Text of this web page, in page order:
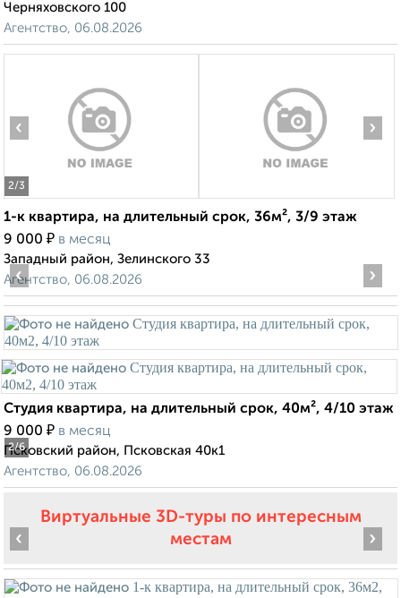
Черняховского 100
Агентство, 06.08.2026
2/3
‹ ›
1-к квартира, на длительный срок, 36м², 3/9 этаж
9 000 ₽ в месяц
Западный район, Зелинского 33
Агентство, 06.08.2026
2/6
‹ ›
Студия квартира, на длительный срок, 40м², 4/10 этаж
9 000 ₽ в месяц
Псковский район, Псковская 40к1
Агентство, 06.08.2026
Виртуальные 3D-туры по интересным
местам
‹ ›